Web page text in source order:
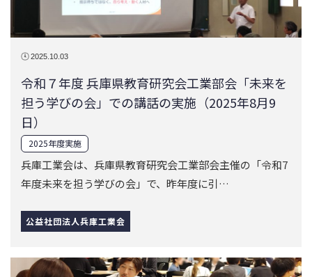
2025年度実施
兵庫工業会は、兵庫県教育研究会工業部会主催の「令和7
年度未来を担う学びの会」で、昨年度に引…
公益社団法人兵庫工業会
2025.09.01